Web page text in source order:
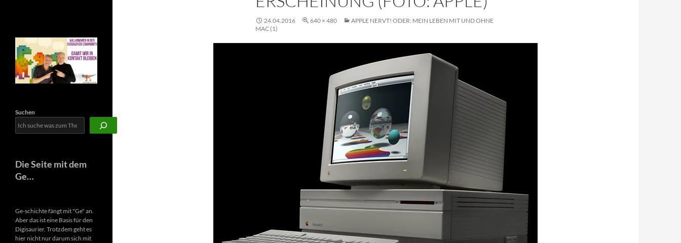
24.04.2016 640 × 480
APPLE NERVT! ODER: MEIN LEBEN MIT UND OHNE
MAC (1)
Suchen
Die Seite mit dem
Ge…
Ge-schichte fängt mit "Ge" an.
Aber das ist eine Basis für den
Digisaurier. Trotzdem geht es
hier nicht nur darum sich mit